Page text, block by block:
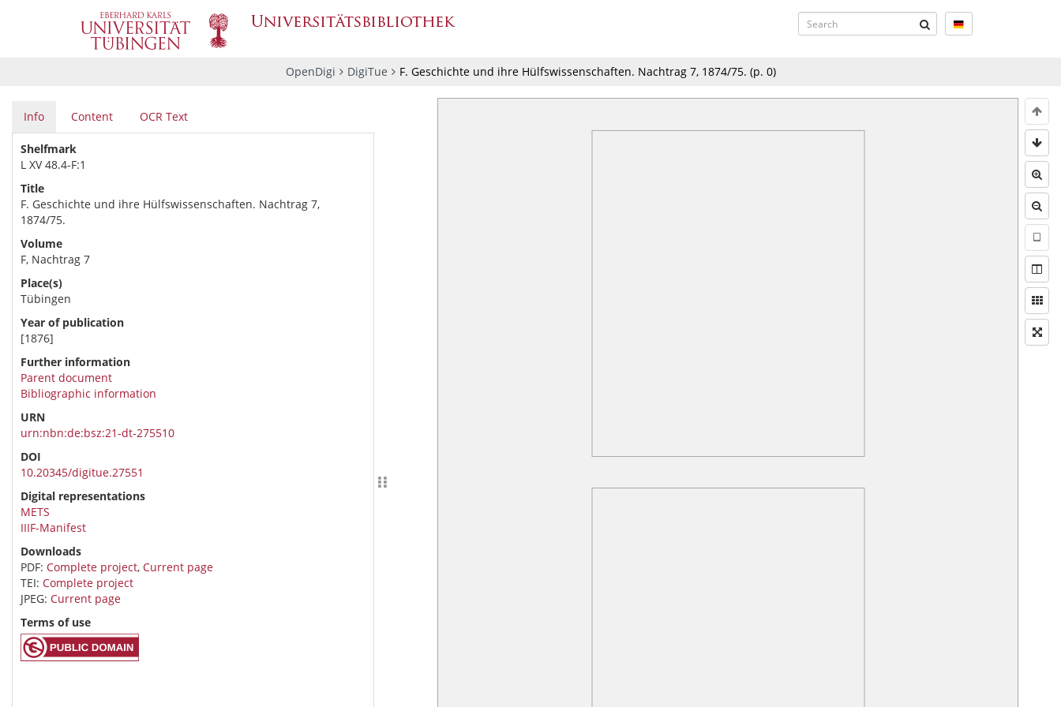
OpenDigi DigiTue F. Geschichte und ihre Hülfswissenschaften. Nachtrag 7, 1874/75. (p. 0)
Info Content OCR Text
Shelfmark
L XV 48.4-F:1
Title
F. Geschichte und ihre Hülfswissenschaften. Nachtrag 7,
1874/75.
Volume
F, Nachtrag 7
Place(s)
Tübingen
Year of publication
[1876]
Further information
Parent document
Bibliographic information
URN
urn:nbn:de:bsz:21-dt-275510
DOI
10.20345/digitue.27551
Digital representations
METS
IIIF-Manifest
Downloads
PDF: Complete project, Current page
TEI: Complete project
JPEG: Current page
Terms of use